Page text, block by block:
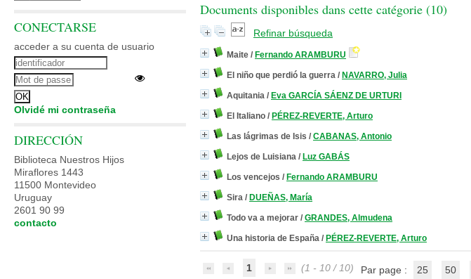
Documents disponibles dans cette catégorie (10)
Refinar búsqueda
Maite / Fernando ARAMBURU
El niño que perdió la guerra / NAVARRO, Julia
Aquitania / Eva GARCÍA SÁENZ DE URTURI
El Italiano / PÉREZ-REVERTE, Arturo
Las lágrimas de Isis / CABANAS, Antonio
Lejos de Luisiana / Luz GABÁS
Los vencejos / Fernando ARAMBURU
Sira / DUEÑAS, María
Todo va a mejorar / GRANDES, Almudena
Una historia de España / PÉREZ-REVERTE, Arturo
1 (1 - 10 / 10) Par page : 25 50
CONECTARSE
acceder a su cuenta de usuario
Olvidé mi contraseña
DIRECCIÓN
Biblioteca Nuestros Hijos
Miraflores 1443
11500 Montevideo
Uruguay
2601 90 99
contacto